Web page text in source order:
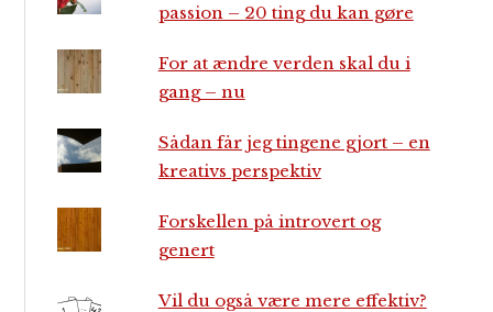
passion – 20 ting du kan gøre
For at ændre verden skal du i
gang – nu
Sådan får jeg tingene gjort – en
kreativs perspektiv
Forskellen på introvert og
genert
Vil du også være mere effektiv?